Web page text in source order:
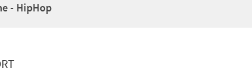
- HipHop